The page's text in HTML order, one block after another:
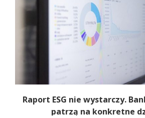
Raport ESG nie wystarczy.
patrzą na konkretne